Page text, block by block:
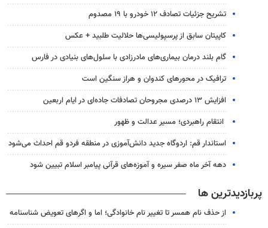
تشریح جزئیات تصادف ۱۲ خودرو با ۱۹ مصدوم
کاپیتان سابق از پرسپولیسی‌ها حلالیت طلبید + عکس
گام بلند درمان بیماری‌های مادرزادی با سلول‌های بنیادی در فارس
ترافیک در محورهای کندوان و هراز سنگین است
افزایش ۱۳ درصدی مجروحان تصادفات جاده‌ای در ایام اربعین
انتقام راهبردی؛ مسیر عدالت و ظهور
استاندار قم: اردوگاه جدید دانش‌آموزی در منطقه فردو قم احداث می‌شود
دهه آخر ماه صفر سیره و آموزه‌های قرآنی پیامبر اسلام تبیین شود
پربازدیدترین ها
از حذف نام همسر تا تغییر نام خانوادگی؛ اما و اگرهای تعویض شناسنامه